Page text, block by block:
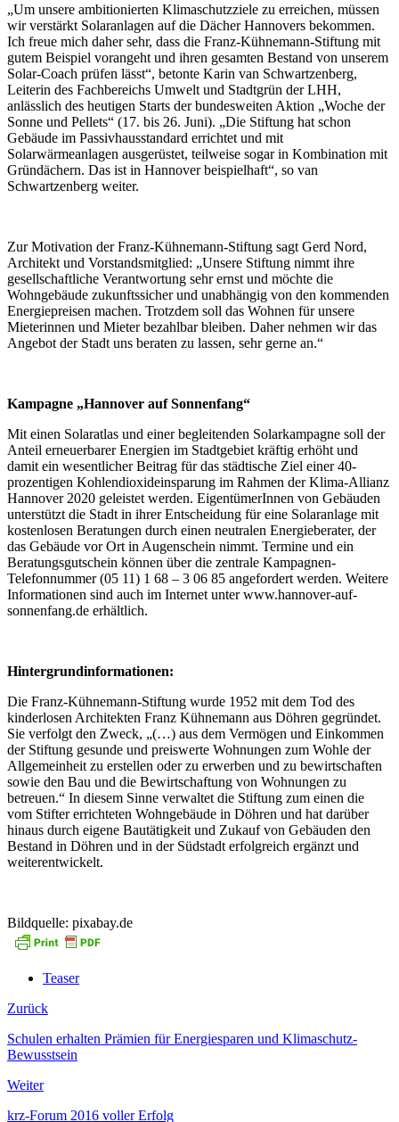
„Um unsere ambitionierten Klimaschutzziele zu erreichen, müssen
wir verstärkt Solaranlagen auf die Dächer Hannovers bekommen.
Ich freue mich daher sehr, dass die Franz-Kühnemann-Stiftung mit
gutem Beispiel vorangeht und ihren gesamten Bestand von unserem
Solar-Coach prüfen lässt“, betonte Karin van Schwartzenberg,
Leiterin des Fachbereichs Umwelt und Stadtgrün der LHH,
anlässlich des heutigen Starts der bundesweiten Aktion „Woche der
Sonne und Pellets“ (17. bis 26. Juni). „Die Stiftung hat schon
Gebäude im Passivhausstandard errichtet und mit
Solarwärmeanlagen ausgerüstet, teilweise sogar in Kombination mit
Gründächern. Das ist in Hannover beispielhaft“, so van
Schwartzenberg weiter.
Zur Motivation der Franz-Kühnemann-Stiftung sagt Gerd Nord,
Architekt und Vorstandsmitglied: „Unsere Stiftung nimmt ihre
gesellschaftliche Verantwortung sehr ernst und möchte die
Wohngebäude zukunftssicher und unabhängig von den kommenden
Energiepreisen machen. Trotzdem soll das Wohnen für unsere
Mieterinnen und Mieter bezahlbar bleiben. Daher nehmen wir das
Angebot der Stadt uns beraten zu lassen, sehr gerne an.“
Kampagne „Hannover auf Sonnenfang“
Mit einen Solaratlas und einer begleitenden Solarkampagne soll der
Anteil erneuerbarer Energien im Stadtgebiet kräftig erhöht und
damit ein wesentlicher Beitrag für das städtische Ziel einer 40-
prozentigen Kohlendioxideinsparung im Rahmen der Klima-Allianz
Hannover 2020 geleistet werden. EigentümerInnen von Gebäuden
unterstützt die Stadt in ihrer Entscheidung für eine Solaranlage mit
kostenlosen Beratungen durch einen neutralen Energieberater, der
das Gebäude vor Ort in Augenschein nimmt. Termine und ein
Beratungsgutschein können über die zentrale Kampagnen-
Telefonnummer (05 11) 1 68 – 3 06 85 angefordert werden. Weitere
Informationen sind auch im Internet unter www.hannover-auf-
sonnenfang.de erhältlich.
Hintergrundinformationen:
Die Franz-Kühnemann-Stiftung wurde 1952 mit dem Tod des
kinderlosen Architekten Franz Kühnemann aus Döhren gegründet.
Sie verfolgt den Zweck, „(…) aus dem Vermögen und Einkommen
der Stiftung gesunde und preiswerte Wohnungen zum Wohle der
Allgemeinheit zu erstellen oder zu erwerben und zu bewirtschaften
sowie den Bau und die Bewirtschaftung von Wohnungen zu
betreuen.“ In diesem Sinne verwaltet die Stiftung zum einen die
vom Stifter errichteten Wohngebäude in Döhren und hat darüber
hinaus durch eigene Bautätigkeit und Zukauf von Gebäuden den
Bestand in Döhren und in der Südstadt erfolgreich ergänzt und
weiterentwickelt.
Bildquelle: pixabay.de
Teaser
Zurück
Schulen erhalten Prämien für Energiesparen und Klimaschutz-
Bewusstsein
Weiter
krz-Forum 2016 voller Erfolg